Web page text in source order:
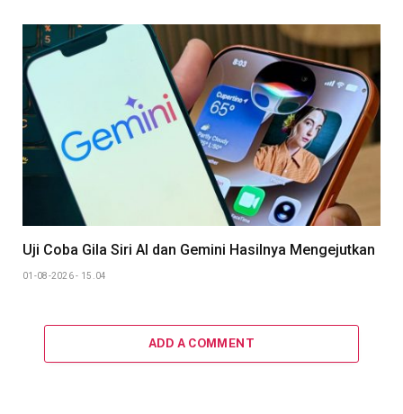
Uji Coba Gila Siri AI dan Gemini Hasilnya Mengejutkan
01-08-2026 - 15.04
ADD A COMMENT